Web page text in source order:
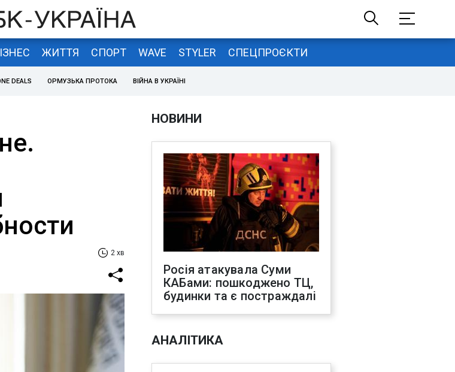
ЖИТТЯ СПОРТ WAVE STYLER СПЕЦПРОЄКТИ
DEALS ОРМУЗЬКА ПРОТОКА ВІЙНА В УКРАЇНІ
2 хв
НОВИНИ
Росія атакувала Суми
КАБами: пошкоджено ТЦ,
будинки та є постраждалі
АНАЛІТИКА